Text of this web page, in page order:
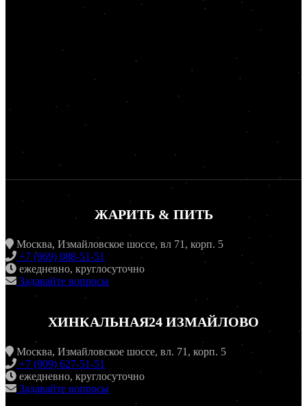
ЖАРИТЬ & ПИТЬ
Москва, Измайловское шоссе, вл 71, корп. 5
+7 (969) 088-51-51
ежедневно, круглосуточно
Задавайте вопросы
ХИНКАЛЬНАЯ24 ИЗМАЙЛОВО
Москва, Измайловское шоссе, вл. 71, корп. 5
+7 (909) 627-51-51
ежедневно, круглосуточно
Задавайте вопросы